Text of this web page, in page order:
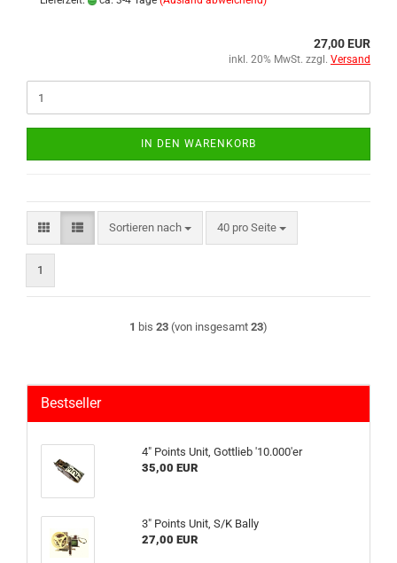
27,00 EUR
inkl. 20% MwSt. zzgl. Versand
IN DEN WARENKORB
Sortieren nach
Sortieren nach 40 pro Seite
pro Seite
1
1 bis 23 (von insgesamt 23)
Bestseller
4" Points Unit, Gottlieb '10.000'er
35,00 EUR
3" Points Unit, S/K Bally
27,00 EUR